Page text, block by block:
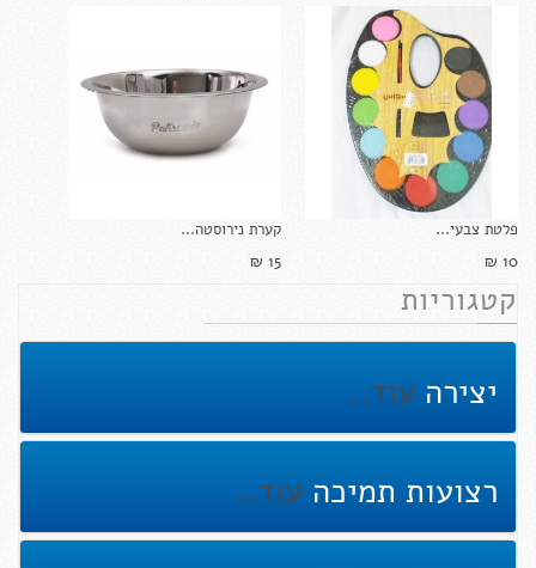
קערת נירוסטה...
15 ₪‎
פלטת צבעי...
10 ₪‎
קטגוריות
יצירה עוד..
רצועות תמיכה עוד..